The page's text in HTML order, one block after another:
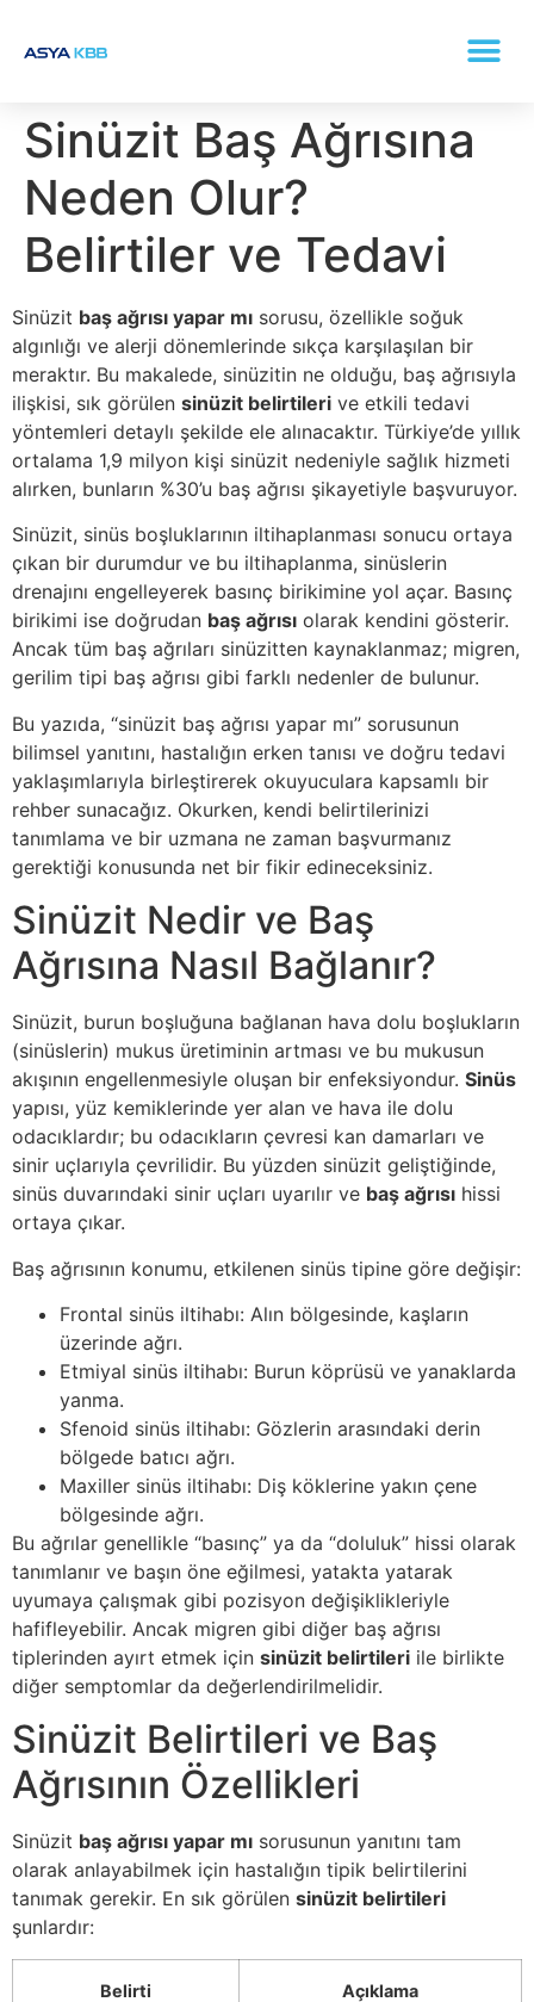
Sinüzit Baş Ağrısına
Neden Olur?
Belirtiler ve Tedavi
Sinüzit baş ağrısı yapar mı sorusu, özellikle soğuk
algınlığı ve alerji dönemlerinde sıkça karşılaşılan bir
meraktır. Bu makalede, sinüzitin ne olduğu, baş ağrısıyla
ilişkisi, sık görülen sinüzit belirtileri ve etkili tedavi
yöntemleri detaylı şekilde ele alınacaktır. Türkiye’de yıllık
ortalama 1,9 milyon kişi sinüzit nedeniyle sağlık hizmeti
alırken, bunların %30’u baş ağrısı şikayetiyle başvuruyor.
Sinüzit, sinüs boşluklarının iltihaplanması sonucu ortaya
çıkan bir durumdur ve bu iltihaplanma, sinüslerin
drenajını engelleyerek basınç birikimine yol açar. Basınç
birikimi ise doğrudan baş ağrısı olarak kendini gösterir.
Ancak tüm baş ağrıları sinüzitten kaynaklanmaz; migren,
gerilim tipi baş ağrısı gibi farklı nedenler de bulunur.
Bu yazıda, “sinüzit baş ağrısı yapar mı” sorusunun
bilimsel yanıtını, hastalığın erken tanısı ve doğru tedavi
yaklaşımlarıyla birleştirerek okuyuculara kapsamlı bir
rehber sunacağız. Okurken, kendi belirtilerinizi
tanımlama ve bir uzmana ne zaman başvurmanız
gerektiği konusunda net bir fikir edineceksiniz.
Sinüzit Nedir ve Baş
Ağrısına Nasıl Bağlanır?
Sinüzit, burun boşluğuna bağlanan hava dolu boşlukların
(sinüslerin) mukus üretiminin artması ve bu mukusun
akışının engellenmesiyle oluşan bir enfeksiyondur. Sinüs
yapısı, yüz kemiklerinde yer alan ve hava ile dolu
odacıklardır; bu odacıkların çevresi kan damarları ve
sinir uçlarıyla çevrilidir. Bu yüzden sinüzit geliştiğinde,
sinüs duvarındaki sinir uçları uyarılır ve baş ağrısı hissi
ortaya çıkar.
Baş ağrısının konumu, etkilenen sinüs tipine göre değişir:
Frontal sinüs iltihabı: Alın bölgesinde, kaşların
üzerinde ağrı.
Etmiyal sinüs iltihabı: Burun köprüsü ve yanaklarda
yanma.
Sfenoid sinüs iltihabı: Gözlerin arasındaki derin
bölgede batıcı ağrı.
Maxiller sinüs iltihabı: Diş köklerine yakın çene
bölgesinde ağrı.
Bu ağrılar genellikle “basınç” ya da “doluluk” hissi olarak
tanımlanır ve başın öne eğilmesi, yatakta yatarak
uyumaya çalışmak gibi pozisyon değişiklikleriyle
hafifleyebilir. Ancak migren gibi diğer baş ağrısı
tiplerinden ayırt etmek için sinüzit belirtileri ile birlikte
diğer semptomlar da değerlendirilmelidir.
Sinüzit Belirtileri ve Baş
Ağrısının Özellikleri
Sinüzit baş ağrısı yapar mı sorusunun yanıtını tam
olarak anlayabilmek için hastalığın tipik belirtilerini
tanımak gerekir. En sık görülen sinüzit belirtileri
şunlardır:
Belirti Açıklama